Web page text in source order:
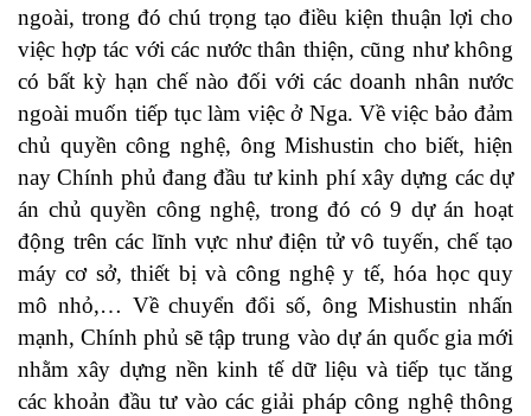
ngoài, trong đó chú trọng tạo điều kiện thuận lợi cho
việc hợp tác với các nước thân thiện, cũng như không
có bất kỳ hạn chế nào đối với các doanh nhân nước
ngoài muốn tiếp tục làm việc ở Nga. Về việc bảo đảm
chủ quyền công nghệ, ông Mishustin cho biết, hiện
nay Chính phủ đang đầu tư kinh phí xây dựng các dự
án chủ quyền công nghệ, trong đó có 9 dự án hoạt
động trên các lĩnh vực như điện tử vô tuyến, chế tạo
máy cơ sở, thiết bị và công nghệ y tế, hóa học quy
mô nhỏ,… Về chuyển đổi số, ông Mishustin nhấn
mạnh, Chính phủ sẽ tập trung vào dự án quốc gia mới
nhằm xây dựng nền kinh tế dữ liệu và tiếp tục tăng
các khoản đầu tư vào các giải pháp công nghệ thông